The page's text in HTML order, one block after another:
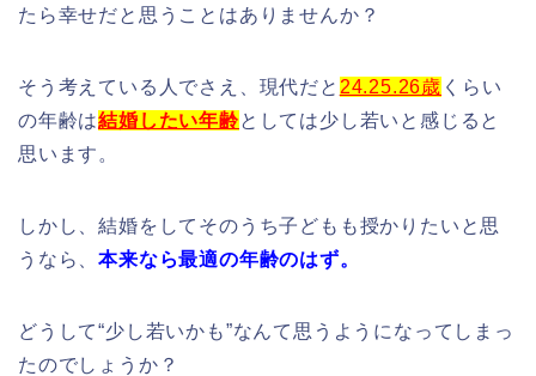
たら幸せだと思うことはありませんか？
そう考えている人でさえ、現代だと 24.25.26歳 くらい
の年齢は結婚したい年齢としては少し若いと感じると
思います。
しかし、結婚をしてそのうち子どもも授かりたいと思
うなら、本来なら最適の年齢のはず。
どうして“少し若いかも”なんて思うようになってしまっ
たのでしょうか？